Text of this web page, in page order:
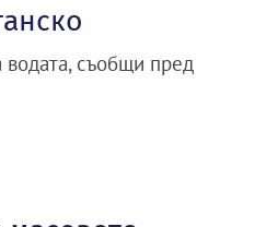
съобщи пред